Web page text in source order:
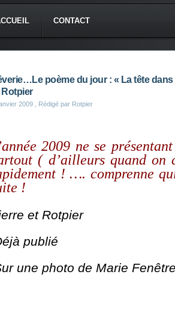
CONTACT
poème du jour : « La tête
2009 , Rédigé par Rotpier
2009 ne se
( d’ailleurs quand
! …. comprenne
!
et Rotpier
publié
une photo de Marie